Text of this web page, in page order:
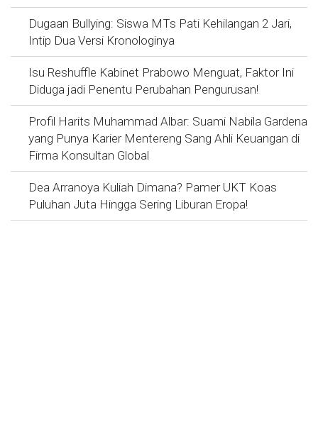
Dugaan Bullying: Siswa MTs Pati Kehilangan 2 Jari,
Intip Dua Versi Kronologinya
Isu Reshuffle Kabinet Prabowo Menguat, Faktor Ini
Diduga jadi Penentu Perubahan Pengurusan!
Profil Harits Muhammad Albar: Suami Nabila Gardena
yang Punya Karier Mentereng Sang Ahli Keuangan di
Firma Konsultan Global
Dea Arranoya Kuliah Dimana? Pamer UKT Koas
Puluhan Juta Hingga Sering Liburan Eropa!